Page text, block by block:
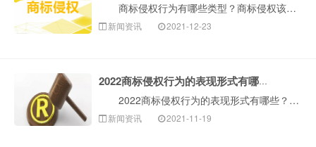
商标侵权行为有哪些类型？商标侵权该如何解决？在生活中，我们都知道注册商标是受到我国法律的保护，但仍然存在商标侵权的案例。侵犯商标权不仅是违法的，而···
新闻资讯 2021-12-23
2022商标侵权行为的表现形式有哪些？商标侵权如何处罚？
2022商标侵权行为的表现形式有哪些？商标侵权如何处罚？我们都知道商标，商标有多种类型。如果你自己的商标被他人侵犯，你可以向人民法院提起诉讼。法院···
新闻资讯 2021-11-19